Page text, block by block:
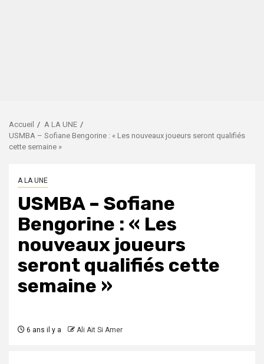
Accueil
A LA UNE
USMBA – Sofiane Bengorine : « Les nouveaux joueurs seront qualifiés
cette semaine »
A LA UNE
USMBA – Sofiane
Bengorine : « Les
nouveaux joueurs
seront qualifiés cette
semaine »
6 ans il y a Ali Ait Si Amer